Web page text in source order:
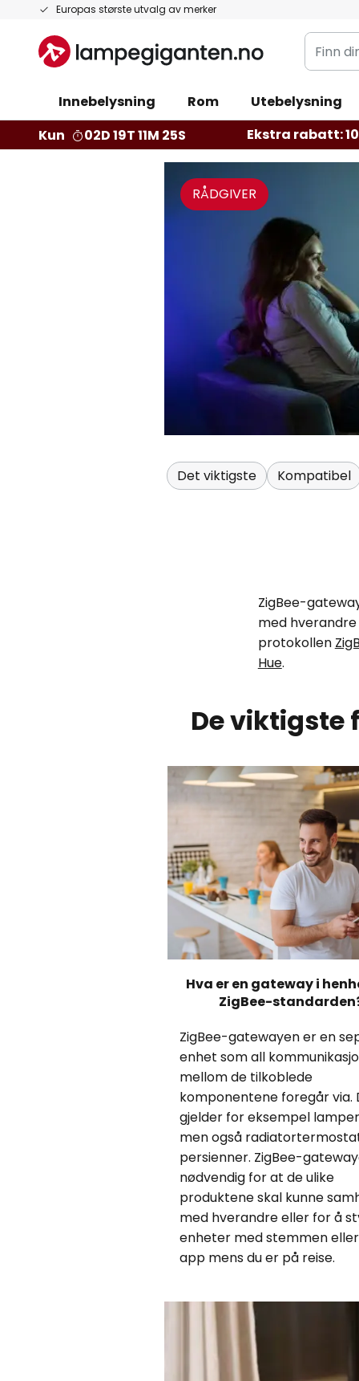
Europas største utvalg av merker
Hopp
innhold
Finn
din
Innebelysning Rom Utebelysning
Kun
02D 19T 11M 24S Ekstra rabatt: 10
RÅDGIVER
Det viktigste Kompatibel
ZigBee-
med hverandre
protokollen
Hue.
De viktigste
Hva er en gateway i
ZigBee-
ZigBee-gatewayen er en
enhet som all
mellom de tilkoblede
komponentene foregår via.
gjelder for eksempel
men også
persienner. ZigBee-
nødvendig for at de ulike
produktene skal kunne
med hverandre eller for å
enheter med stemmen
app mens du er på reise.